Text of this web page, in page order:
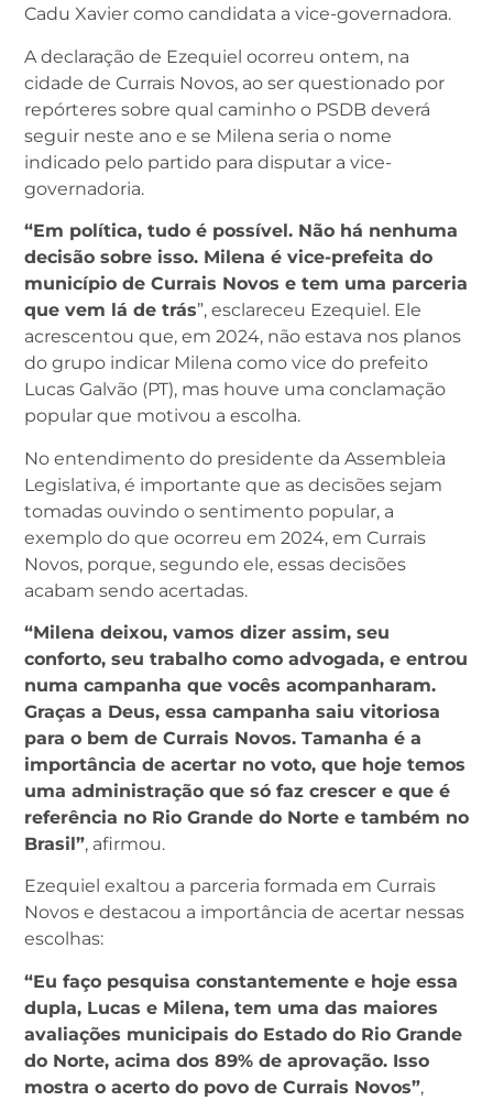
Cadu Xavier como candidata a vice-governadora.
A declaração de Ezequiel ocorreu ontem, na
cidade de Currais Novos, ao ser questionado por
repórteres sobre qual caminho o PSDB deverá
seguir neste ano e se Milena seria o nome
indicado pelo partido para disputar a vice-
governadoria.
“Em política, tudo é possível. Não há nenhuma
decisão sobre isso. Milena é vice-prefeita do
município de Currais Novos e tem uma parceria
que vem lá de trás”, esclareceu Ezequiel. Ele
acrescentou que, em 2024, não estava nos planos
do grupo indicar Milena como vice do prefeito
Lucas Galvão (PT), mas houve uma conclamação
popular que motivou a escolha.
No entendimento do presidente da Assembleia
Legislativa, é importante que as decisões sejam
tomadas ouvindo o sentimento popular, a
exemplo do que ocorreu em 2024, em Currais
Novos, porque, segundo ele, essas decisões
acabam sendo acertadas.
“Milena deixou, vamos dizer assim, seu
conforto, seu trabalho como advogada, e entrou
numa campanha que vocês acompanharam.
Graças a Deus, essa campanha saiu vitoriosa
para o bem de Currais Novos. Tamanha é a
importância de acertar no voto, que hoje temos
uma administração que só faz crescer e que é
referência no Rio Grande do Norte e também no
Brasil”, afirmou.
Ezequiel exaltou a parceria formada em Currais
Novos e destacou a importância de acertar nessas
escolhas:
“Eu faço pesquisa constantemente e hoje essa
dupla, Lucas e Milena, tem uma das maiores
avaliações municipais do Estado do Rio Grande
do Norte, acima dos 89% de aprovação. Isso
mostra o acerto do povo de Currais Novos”,